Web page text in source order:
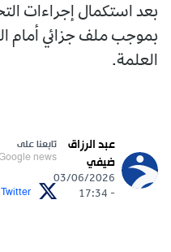
بعد استكمال إجراءات
بموجب ملف جزائي أمام
العلمة.
عبد الرزاق
ضيفي
03/06/2026
- 17:34
تابعنا على
news
Twitter